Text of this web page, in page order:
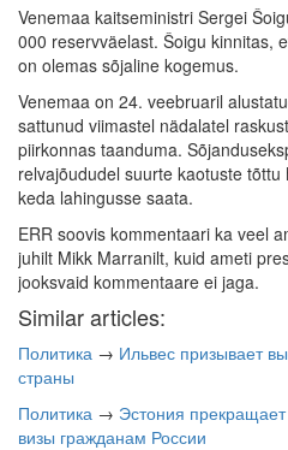
Venemaa kaitseministri Sergei
000 reservväelast. Šoigu kinnitas,
on olemas sõjaline kogemus.
Venemaa on 24. veebruaril
sattunud viimastel nädalatel
piirkonnas taanduma.
relvajõududel suurte kaotuste
keda lahingusse saata.
ERR soovis kommentaari ka veel
juhilt Mikk Marranilt, kuid ameti
jooksvaid kommentaare ei jaga.
Similar articles:
Политика → Ильвес призывает
страны
Политика → Эстония прекращает
визы гражданам России